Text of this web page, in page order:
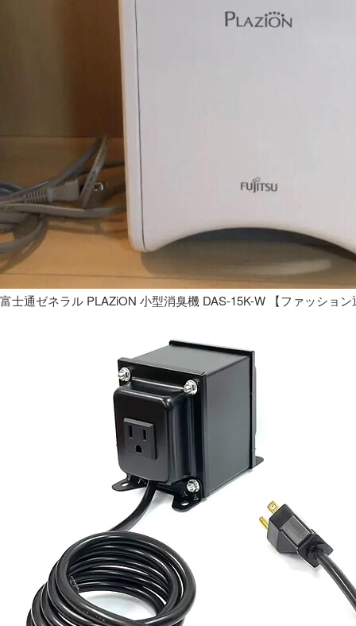
富士通ゼネラル PLAZiON 小型消臭機 DAS-15K-W 【ファッション